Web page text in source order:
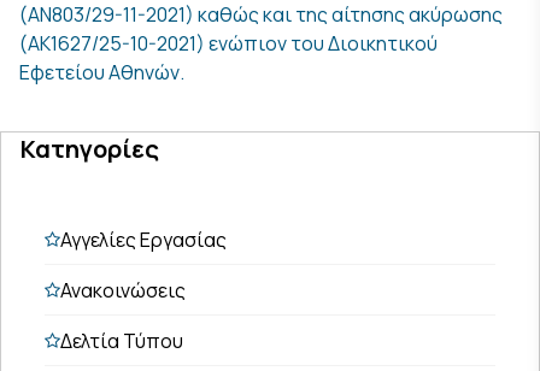
(ΑΝ803/29-11-2021) καθώς και της αίτησης ακύρωσης
(ΑΚ1627/25-10-2021) ενώπιον του Διοικητικού
Εφετείου Αθηνών.
Κατηγορίες
Αγγελίες Εργασίας
Ανακοινώσεις
Δελτία Τύπου